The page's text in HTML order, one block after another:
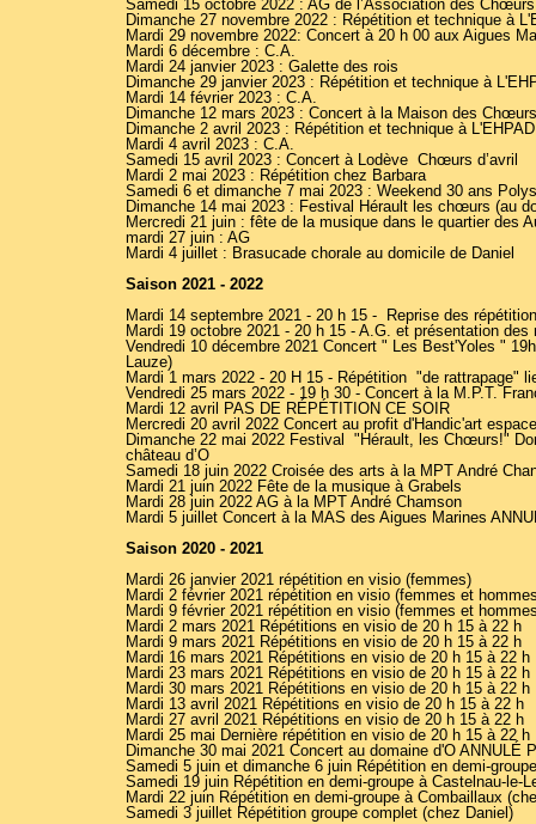
Samedi 15 octobre 2022 : AG de l’Association des
Dimanche 27 novembre 2022 : Répétition et technique à
Mardi 29 novembre 2022: Concert à 20 h 00 aux Aigues
Mardi 6 décembre : C.A.
Mardi 24 janvier 2023 : Galette des rois
Dimanche 29 janvier 2023 : Répétition et technique à
Mardi 14 février 2023 : C.A.
Dimanche 12 mars 2023 : Concert à la Maison des Chœurs
Dimanche 2 avril 2023 : Répétition et technique à
Mardi 4 avril 2023 : C.A.
Samedi 15 avril 2023 : Concert à Lodève Chœurs d’avril
Mardi 2 mai 2023 : Répétition chez Barbara
Samedi 6 et dimanche 7 mai 2023 : Weekend 30 ans
Dimanche 14 mai 2023 : Festival Hérault les chœurs (au
Mercredi 21 juin : fête de la musique dans le quartier des
mardi 27 juin : AG
Mardi 4 juillet : Brasucade chorale au domicile de Daniel
Saison 2021 - 2022
Mardi 14 septembre 2021 - 20 h 15 - Reprise des
Mardi 19 octobre 2021 - 20 h 15 - A.G. et présentation
Vendredi 10 décembre 2021 Concert " Les Best'Yoles "
Lauze)
Mardi 1 mars 2022 - 20 H 15 - Répétition "de rattrapage"
Vendredi 25 mars 2022 - 19 h 30 - Concert à la M.P.T.
Mardi 12 avril PAS DE RÉPÉTITION CE SOIR
Mercredi 20 avril 2022 Concert au profit d'Handic'art
Dimanche 22 mai 2022 Festival "Hérault, les Chœurs!"
château d’O
Samedi 18 juin 2022 Croisée des arts à la MPT André
Mardi 21 juin 2022 Fête de la musique à Grabels
Mardi 28 juin 2022 AG à la MPT André Chamson
Mardi 5 juillet Concert à la MAS des Aigues Marines
Saison 2020 - 2021
Mardi 26 janvier 2021 répétition en visio (femmes)
Mardi 2 février 2021 répétition en visio (femmes et
Mardi 9 février 2021 répétition en visio (femmes et
Mardi 2 mars 2021 Répétitions en visio de 20 h 15 à 22 h
Mardi 9 mars 2021 Répétitions en visio de 20 h 15 à 22 h
Mardi 16 mars 2021 Répétitions en visio de 20 h 15 à 22 h
Mardi 23 mars 2021 Répétitions en visio de 20 h 15 à 22 h
Mardi 30 mars 2021 Répétitions en visio de 20 h 15 à 22 h
Mardi 13 avril 2021 Répétitions en visio de 20 h 15 à 22 h
Mardi 27 avril 2021 Répétitions en visio de 20 h 15 à 22 h
Mardi 25 mai Dernière répétition en visio de 20 h 15 à 22 h
Dimanche 30 mai 2021 Concert au domaine d'O ANNULÉ
Samedi 5 juin et dimanche 6 juin Répétition en demi-
Samedi 19 juin Répétition en demi-groupe à Castelnau-le-
Mardi 22 juin Répétition en demi-groupe à Combaillaux
Samedi 3 juillet Répétition groupe complet (chez Daniel)